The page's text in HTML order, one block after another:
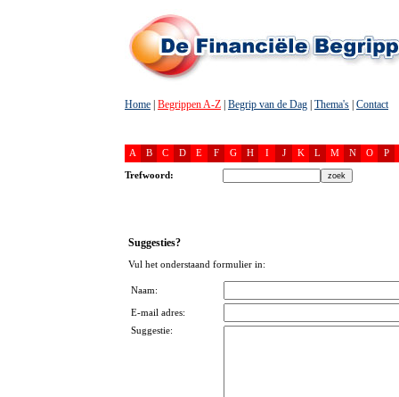
Home Begrippen A-Z Begrip van de Dag Thema's Contact
A B C D E F G H I J K L M N O P
Trefwoord:
Suggesties?
Vul het onderstaand formulier in:
Naam:
E-mail adres:
Suggestie: